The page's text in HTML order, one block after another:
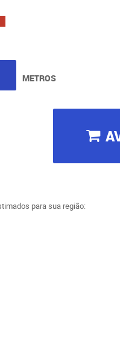
METROS
para sua região: